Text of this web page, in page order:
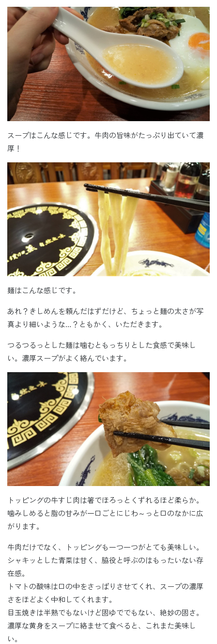
スープはこんな感じです。牛肉の旨味がたっぷり出ていて濃
厚！
麺はこんな感じです。
あれ？きしめんを頼んだはずだけど、ちょっと麺の太さが写
真より細いような…？ともかく、いただきます。
つるつるっとした麺は噛むともっちりとした食感で美味し
い。濃厚スープがよく絡んでいます。
トッピングの牛すじ肉は箸でほろっとくずれるほど柔らか。
噛みしめると脂の甘みが一口ごとにじわ～っと口のなかに広
がります。
牛肉だけでなく、トッピングも一つ一つがとても美味しい。
シャキッとした青菜は甘く、脇役と呼ぶのはもったいない存
在感。
トマトの酸味は口の中をさっぱりさせてくれ、スープの濃厚
さをほどよく中和してくれます。
目玉焼きは半熟でもないけど固ゆででもない、絶妙の固さ。
濃厚な黄身をスープに絡ませて食べると、これまた美味し
い。